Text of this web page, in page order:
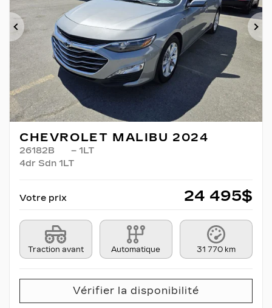
Précédent
CHEVROLET MALIBU 2024
26182B
– 1LT
4dr Sdn 1LT
Votre prix 24 495$
Traction avant Automatique 31 770 km
Vérifier la disponibilité